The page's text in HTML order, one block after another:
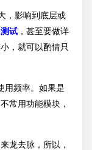
，影响到底层或
试 ，甚至要做详
，就可以酌情只
用频率。如果是
常用功能模块，
龙去脉，所以，